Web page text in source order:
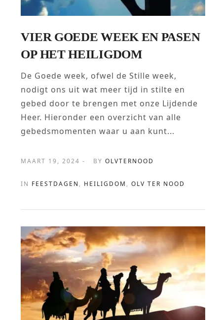
VIER GOEDE WEEK EN PASEN
OP HET HEILIGDOM
De Goede week, ofwel de Stille week,
nodigt ons uit wat meer tijd in stilte en
gebed door te brengen met onze Lijdende
Heer. Hieronder een overzicht van alle
gebedsmomenten waar u aan kunt...
MAART 19, 2024 - BYOLVTERNOOD
IN FEESTDAGEN , HEILIGDOM ,OLV TER NOOD